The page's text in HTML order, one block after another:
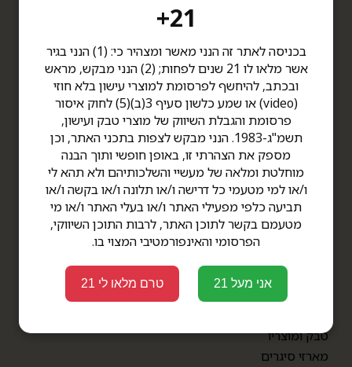
סניף תל אביב
דרך קיבוץ גלויות 34 תל אביב
שעות פתיחה: ימים א'-ה' -
8:00-20:00
ימי ו' - 8:00-14:00
טלפון 03-6812041
סניף גלילות
קומת הבידור
שעות פתיחה: ימים א'-ה' -
10:00-20:00
ימי ו' - 10:00-16:00
טלפון 09-9578190
אודות
צור קשר
מדיניות פרטיות
מבצעים
מוצרים
סיגרים עבודת יד
סיגרים
לטיפול קרן
לטיפול שילת
סיגרים בבנדלים
פרימיום בנדלים
טבק ומוצריו
מארזי סיגרים
21+
בכניסה לאתר זה הנני מאשר ומצהיר כי: (1) הנני בגיר
אשר מלאו לו 21 שנים לפחות; (2) הנני מבקש, מראש
ובכתב, להיחשף לפרסומת למוצרי עישון בלא חוזי
(video) או שמע כלשון סעיף 3(ב)(5) לחוק איסור
פרסומת והגבלת השיווק של מוצרי טבק ועישון,
תשמ"ג-1983. הנני מבקש לצפות בתכני האתר, וכן
מספק את הצהרתי זו, באופן חופשי ותוך הבנה
מוחלטת ומלאה של מעשיי והשלכותיהם ולא תהא לי
ו/או למי מטעמי כל דרישה ו/או תלונה ו/או בקשה ו/או
תביעה כלפי מפעילי האתר ו/או בעלי האתר ו/או מי
מטעמם בקשר לתוכן האתר, לרבות התוכן השיווקי,
הפרסומי והאינפורמטיבי המצוי בו.
אני מעל 21 טרם מלאו לי 21